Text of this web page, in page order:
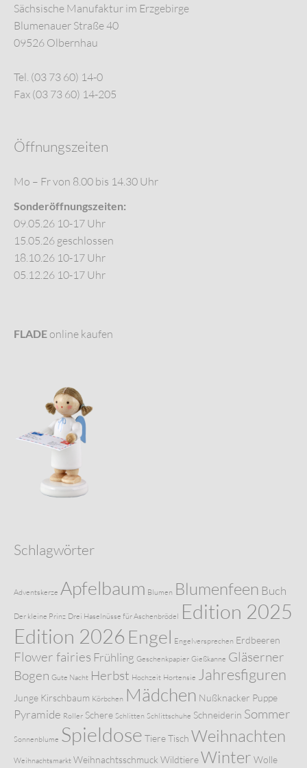
Sächsische Manufaktur im Erzgebirge
Blumenauer Straße 40
09526 Olbernhau
Tel. (03 73 60) 14-0
Fax (03 73 60) 14-205
Öffnungszeiten
Mo – Fr von 8.00 bis 14.30 Uhr
Sonderöffnungszeiten:
09.05.26 10-17 Uhr
15.05.26 geschlossen
18.10.26 10-17 Uhr
05.12.26 10-17 Uhr
FLADE online kaufen
Schlagwörter
Adventskerze Apfelbaum Blumen Blumenfeen Buch
Der kleine Prinz Drei Haselnüsse für Aschenbrödel Edition 2025
Edition 2026 Engel Engelversprechen Erdbeeren
Flower fairies Frühling Geschenkpapier Gießkanne Gläserner
Bogen Gute Nacht Herbst Hochzeit Hortensie Jahresfiguren
Junge Kirschbaum Körbchen Mädchen Nußknacker Puppe
Pyramide Roller Schere Schlitten Schlittschuhe Schneiderin Sommer
Sonnenblume Spieldose TiereTisch Weihnachten
Weihnachtsmarkt Weihnachtsschmuck WildtiereWinter Wolle